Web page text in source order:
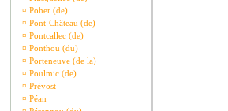
¤ Poher (de)
¤ Pont-Château (de)
¤ Pontcallec (de)
¤ Ponthou (du)
¤ Porteneuve (de la)
¤ Poulmic (de)
¤ Prévost
¤ Péan